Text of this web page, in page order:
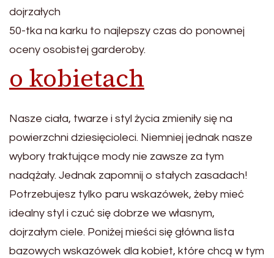
dojrzałych
50-tka na karku to najlepszy czas do ponownej
oceny osobistej garderoby.
o kobietach
Nasze ciała, twarze i styl życia zmieniły się na
powierzchni dziesięcioleci. Niemniej jednak nasze
wybory traktujące mody nie zawsze za tym
nadążały. Jednak zapomnij o stałych zasadach!
Potrzebujesz tylko paru wskazówek, żeby mieć
idealny styl i czuć się dobrze we własnym,
dojrzałym ciele. Poniżej mieści się główna lista
bazowych wskazówek dla kobiet, które chcą w tym